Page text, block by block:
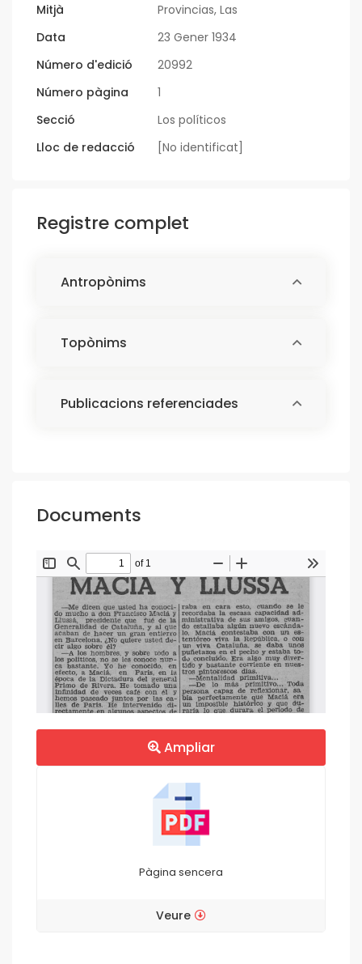
Mitjà
Provincias, Las
Data
23 Gener 1934
Número d'edició
20992
Número pàgina
1
Secció
Los políticos
Lloc de redacció
[No identificat]
Registre complet
Antropònims
Topònims
Publicacions referenciades
Documents
Ampliar
Pàgina sencera
Veure